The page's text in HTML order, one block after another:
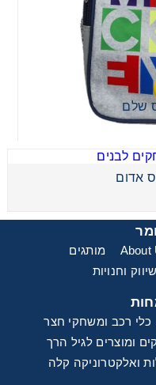
שלם
אדום
About
מותגים
וחנויות
כלי רכב ומשחקי חצר
ומוצרים לגיל הרך
ואלקטרוניקה קלה
שלם
אדום